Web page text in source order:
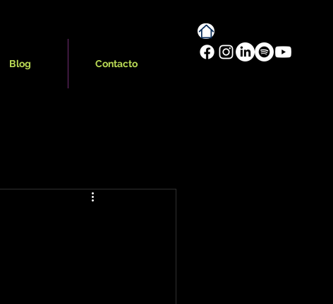
Blog Contacto